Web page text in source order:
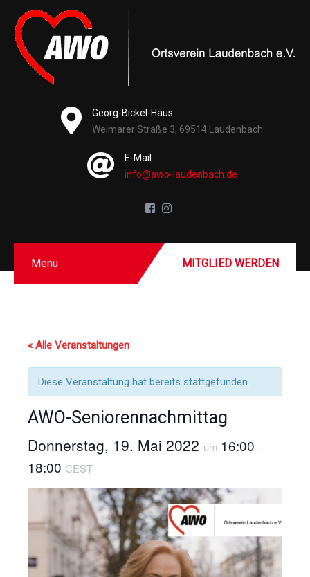
Georg-Bickel-Haus
Weimarer Straße 3, 69514 Laudenbach
E-Mail
info@awo-laudenbach.de
Menu MITGLIED WERDEN
« Alle Veranstaltungen
Diese Veranstaltung hat bereits stattgefunden.
AWO-Seniorennachmittag
Donnerstag, 19. Mai 2022 um 16:00 –
18:00 CEST